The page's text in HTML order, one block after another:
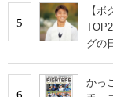
5
【
グの
6
かっ